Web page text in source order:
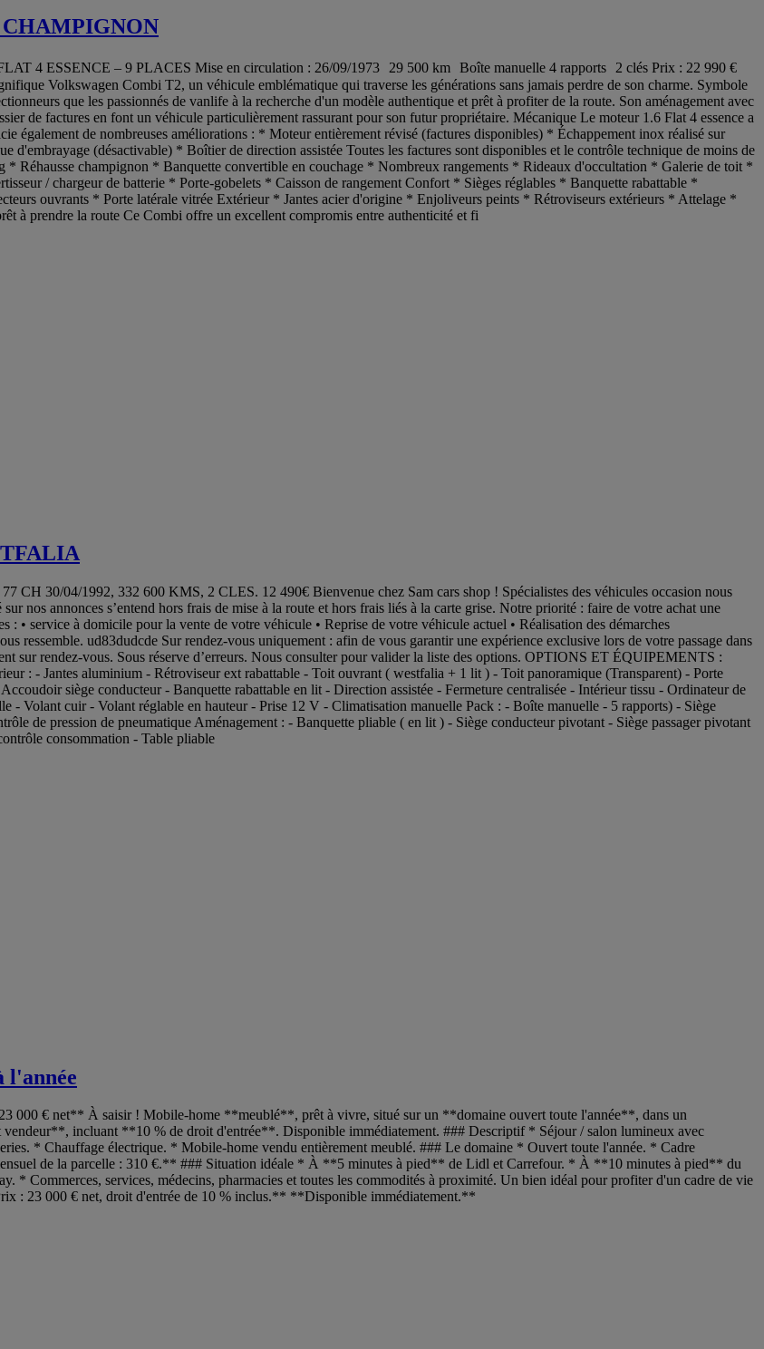
4 ESSENCE – 9 PLACES Mise en circulation : 26/09/1973 29 500 km Boîte manuelle 4 rapports 2 clés Prix : 22 990 €
Volkswagen Combi T2, un véhicule emblématique qui traverse les générations sans jamais perdre de son charme. Symbole
que les passionnés de vanlife à la recherche d'un modèle authentique et prêt à profiter de la route. Son aménagement avec
de factures en font un véhicule particulièrement rassurant pour son futur propriétaire. Mécanique Le moteur 1.6 Flat 4 essence a
également de nombreuses améliorations : * Moteur entièrement révisé (factures disponibles) * Échappement inox réalisé sur
(désactivable) * Boîtier de direction assistée Toutes les factures sont disponibles et le contrôle technique de moins de
* Réhausse champignon * Banquette convertible en couchage * Nombreux rangements * Rideaux d'occultation * Galerie de toit *
/ chargeur de batterie * Porte-gobelets * Caisson de rangement Confort * Sièges réglables * Banquette rabattable *
ouvrants * Porte latérale vitrée Extérieur * Jantes acier d'origine * Enjoliveurs peints * Rétroviseurs extérieurs * Attelage *
à prendre la route Ce Combi offre un excellent compromis entre authenticité et fi
30/04/1992, 332 600 KMS, 2 CLES. 12 490€ Bienvenue chez Sam cars shop ! Spécialistes des véhicules occasion nous
nos annonces s’entend hors frais de mise à la route et hors frais liés à la carte grise. Notre priorité : faire de votre achat une
: • service à domicile pour la vente de votre véhicule • Reprise de votre véhicule actuel • Réalisation des démarches
ressemble. ud83dudcde Sur rendez-vous uniquement : afin de vous garantir une expérience exclusive lors de votre passage dans
sur rendez-vous. Sous réserve d’erreurs. Nous consulter pour valider la liste des options. OPTIONS ET ÉQUIPEMENTS :
: - Jantes aluminium - Rétroviseur ext rabattable - Toit ouvrant ( westfalia + 1 lit ) - Toit panoramique (Transparent) - Porte
siège conducteur - Banquette rabattable en lit - Direction assistée - Fermeture centralisée - Intérieur tissu - Ordinateur de
- Volant cuir - Volant réglable en hauteur - Prise 12 V - Climatisation manuelle Pack : - Boîte manuelle - 5 rapports) - Siège
de pression de pneumatique Aménagement : - Banquette pliable ( en lit ) - Siège conducteur pivotant - Siège passager pivotant
consommation - Table pliable
l'année
000 € net** À saisir ! Mobile-home **meublé**, prêt à vivre, situé sur un **domaine ouvert toute l'année**, dans un
incluant **10 % de droit d'entrée**. Disponible immédiatement. ### Descriptif * Séjour / salon lumineux avec
* Chauffage électrique. * Mobile-home vendu entièrement meublé. ### Le domaine * Ouvert toute l'année. * Cadre
de la parcelle : 310 €.** ### Situation idéale * À **5 minutes à pied** de Lidl et Carrefour. * À **10 minutes à pied** du
Commerces, services, médecins, pharmacies et toutes les commodités à proximité. Un bien idéal pour profiter d'un cadre de vie
: 23 000 € net, droit d'entrée de 10 % inclus.** **Disponible immédiatement.**